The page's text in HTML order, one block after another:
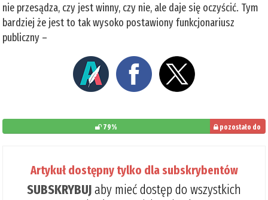
nie przesądza, czy jest winny, czy nie, ale daje się oczyścić. Tym
bardziej że jest to tak wysoko postawiony funkcjonariusz
publiczny –
79%
pozostało do
Artykuł dostępny tylko dla subskrybentów
SUBSKRYBUJaby mieć dostęp do wszystkich